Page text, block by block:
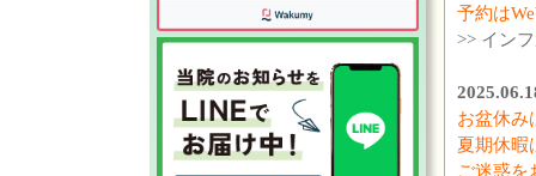
予約は
>> イン
お盆休み
夏期休暇
ご迷惑を